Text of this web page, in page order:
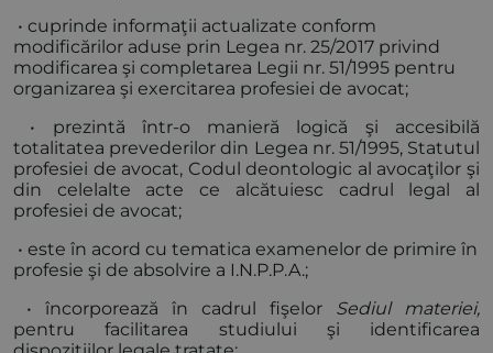
• cuprinde informaţii actualizate conform
modificărilor aduse prin Legea nr. 25/2017 privind
modificarea şi completarea Legii nr. 51/1995 pentru
organizarea şi exercitarea profesiei de avocat;
• prezintă într-o manieră logică şi accesibilă
totalitatea prevederilor din Legea nr. 51/1995, Statutul
profesiei de avocat, Codul deontologic al avocaţilor şi
din celelalte acte ce alcătuiesc cadrul legal al
profesiei de avocat;
• este în acord cu tematica examenelor de primire în
profesie şi de absolvire a I.N.P.P.A.;
• încorporează în cadrul fişelor Sediul materiei,
pentru facilitarea studiului şi identificarea